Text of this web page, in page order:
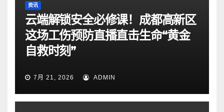
资讯
云端解锁安全必修课！成都高新区
这场工伤预防直播直击生命“黄金
自救时刻”
7月 21, 2026 ADMIN